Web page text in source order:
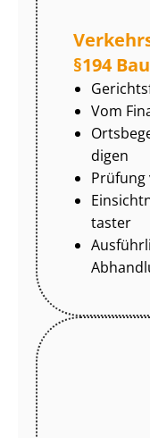
§194
Vom
di­gen
Prüfung
tas­ter